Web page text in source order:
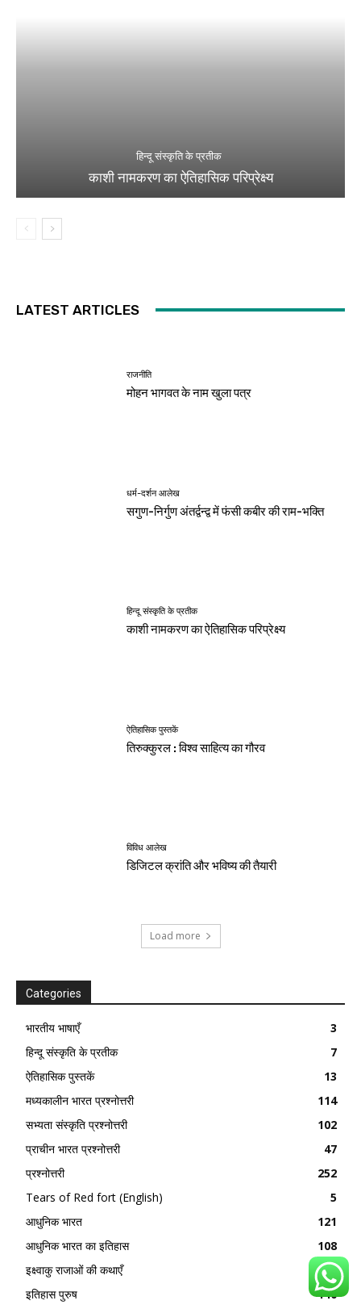
हिन्दू संस्कृति के प्रतीक
काशी नामकरण का ऐतिहासिक परिप्रेक्ष्य
LATEST ARTICLES
राजनीति
मोहन भागवत के नाम खुला पत्र
धर्म-दर्शन आलेख
सगुण-निर्गुण अंतर्द्वन्द्व में फंसी कबीर की राम-भक्ति
हिन्दू संस्कृति के प्रतीक
काशी नामकरण का ऐतिहासिक परिप्रेक्ष्य
ऐतिहासिक पुस्तकें
तिरुक्कुरल : विश्व साहित्य का गौरव
विविध आलेख
डिजिटल क्रांति और भविष्य की तैयारी
Load more
Categories
भारतीय भाषाएँ
3
हिन्दू संस्कृति के प्रतीक
7
ऐतिहासिक पुस्तकें
13
मध्यकालीन भारत प्रश्नोत्तरी
114
सभ्यता संस्कृति प्रश्नोत्तरी
102
प्राचीन भारत प्रश्नोत्तरी
47
प्रश्नोत्तरी
252
Tears of Red fort (English)
5
आधुनिक भारत
121
आधुनिक भारत का इतिहास
108
इक्ष्वाकु राजाओं की कथाएँ
38
इतिहास पुरुष
140